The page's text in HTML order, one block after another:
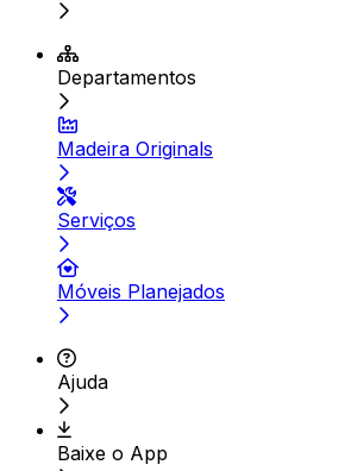
Departamentos
Madeira Originals
Serviços
Móveis Planejados
Ajuda
Baixe o App